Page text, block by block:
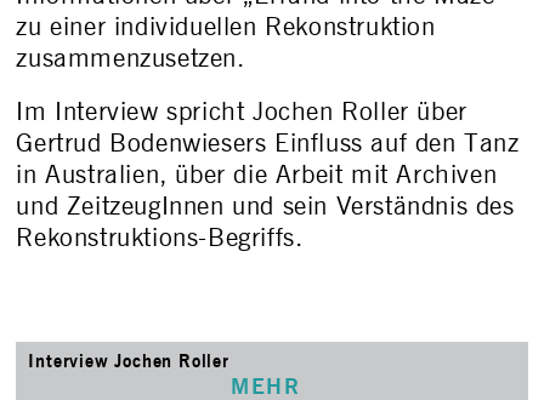
zu einer individuellen Rekonstruktion
zusammenzusetzen.
Im Interview spricht Jochen Roller über
Gertrud Bodenwiesers Einfluss auf den Tanz
in Australien, über die Arbeit mit Archiven
und ZeitzeugInnen und sein Verständnis des
Rekonstruktions-Begriffs.
Interview Jochen Roller
MEHR